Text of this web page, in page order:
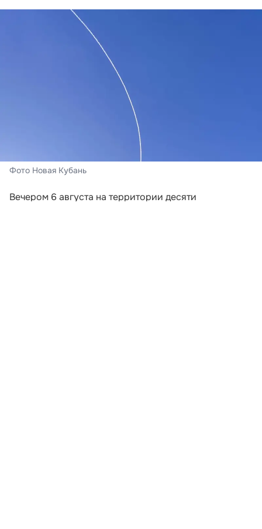
Фото Новая Кубань
Вечером 6 августа на территории десяти